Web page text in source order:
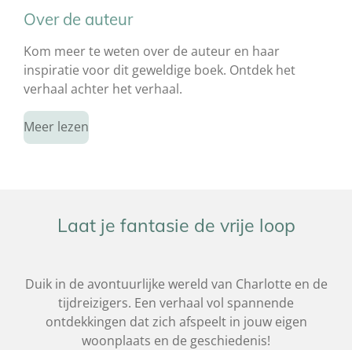
Over de auteur
Kom meer te weten over de auteur en haar
inspiratie voor dit geweldige boek. Ontdek het
verhaal achter het verhaal.
Meer lezen
Laat je fantasie de vrije loop
Duik in de avontuurlijke wereld van Charlotte en de
tijdreizigers. Een verhaal vol spannende
ontdekkingen dat zich afspeelt in jouw eigen
woonplaats en de geschiedenis!